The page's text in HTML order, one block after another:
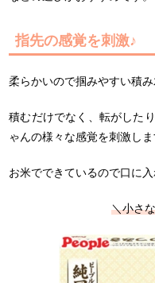
指先の感覚を刺激♪
柔らかいので掴みやすい積み
積むだけでなく、転がした
ゃんの様々な感覚を刺激しま
お米でできているので口に入
＼小さ